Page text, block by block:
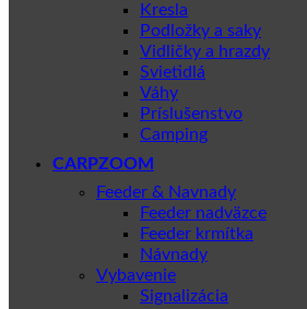
Kresla
Podložky a saky
Vidličky a hrazdy
Svietidlá
Váhy
Príslušenstvo
Camping
CARPZOOM
Feeder & Navnady
Feeder nadväzce
Feeder krmítka
Návnady
Vybavenie
Signalizácia